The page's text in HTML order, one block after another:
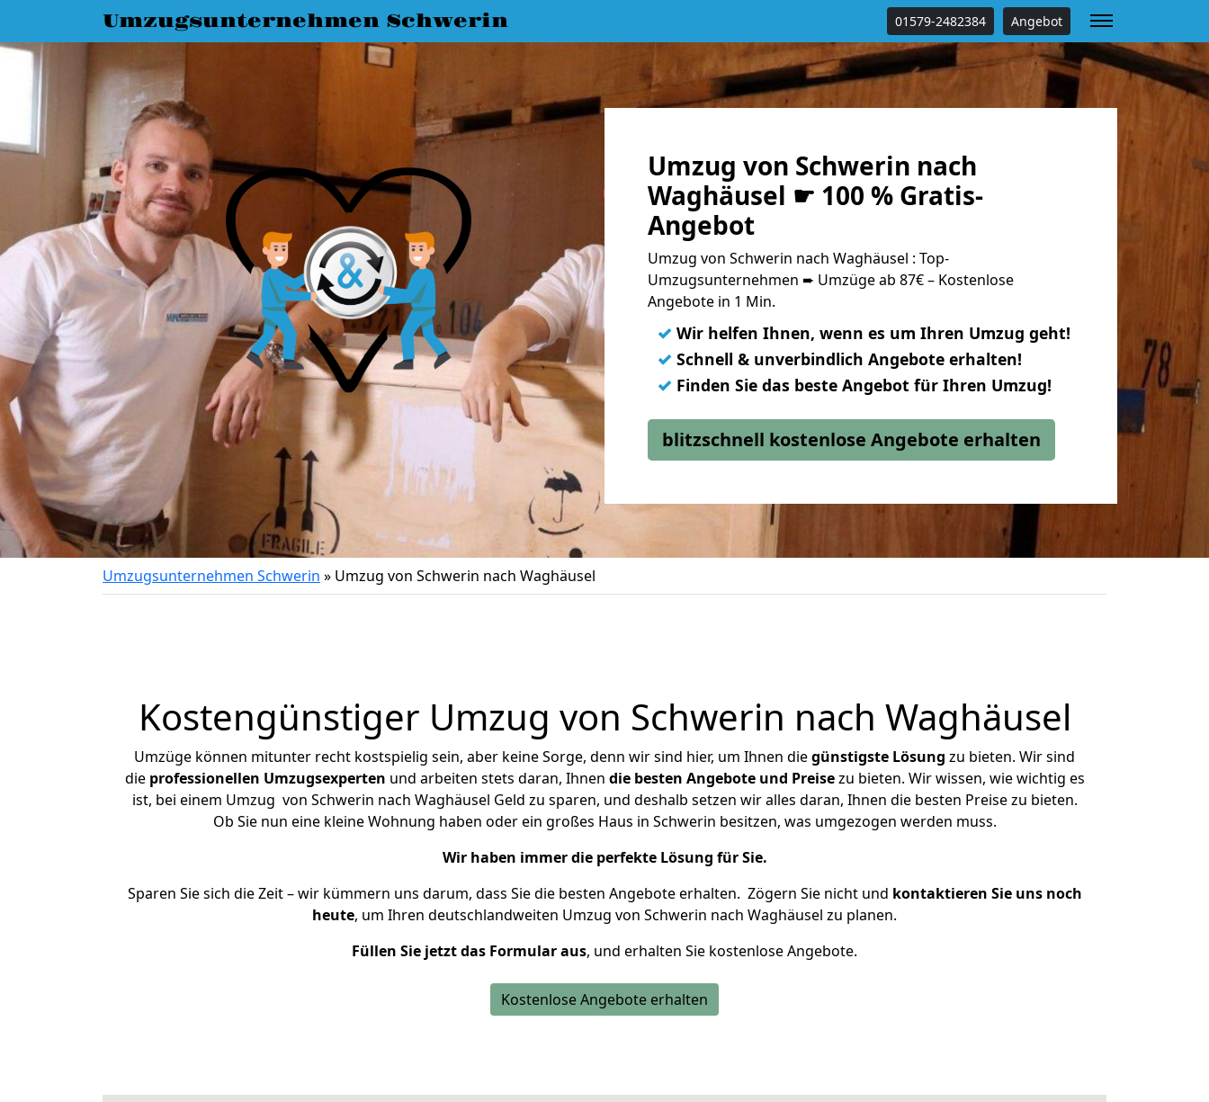
Umzugsunternehmen Schwerin 01579-2482384 Angebot
Umzug von Schwerin nach
Waghäusel ☛ 100 % Gratis-
Angebot
Umzug von Schwerin nach Waghäusel : Top-
Umzugsunternehmen ➨ Umzüge ab 87€ – Kostenlose
Angebote in 1 Min.
✓ Wir helfen Ihnen, wenn es um Ihren Umzug geht!
✓ Schnell & unverbindlich Angebote erhalten!
✓ Finden Sie das beste Angebot für Ihren Umzug!
blitzschnell kostenlose Angebote erhalten
Umzugsunternehmen Schwerin » Umzug von Schwerin nach Waghäusel
Kostengünstiger Umzug von Schwerin nach Waghäusel
Umzüge können mitunter recht kostspielig sein, aber keine Sorge, denn wir sind hier, um Ihnen diegünstigste Lösung zu bieten. Wir sind
die professionellen Umzugsexperten und arbeiten stets daran, Ihnen die besten Angebote und Preisezu bieten. Wir wissen, wie wichtig es
ist, bei einem Umzug von Schwerin nach Waghäusel Geld zu sparen, und deshalb setzen wir alles daran, Ihnen die besten Preise zu bieten.
Ob Sie nun eine kleine Wohnung haben oder ein großes Haus in Schwerin besitzen, was umgezogen werden muss.
Wir haben immer die perfekte Lösung für Sie.
Sparen Sie sich die Zeit – wir kümmern uns darum, dass Sie die besten Angebote erhalten. Zögern Sie nicht und kontaktieren Sie uns noch
heute, um Ihren deutschlandweiten Umzug von Schwerin nach Waghäusel zu planen.
Füllen Sie jetzt das Formular aus, und erhalten Sie kostenlose Angebote.
Kostenlose Angebote erhalten